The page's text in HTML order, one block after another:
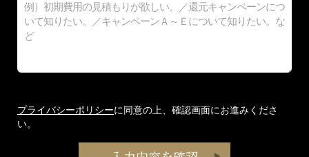
プライバシーポリシーに同意の上、確認画面にお進みくださ
い。